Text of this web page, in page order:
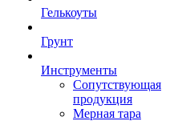
Гелькоуты
Грунт
Инструменты
Сопутствующая
продукция
Мерная тара